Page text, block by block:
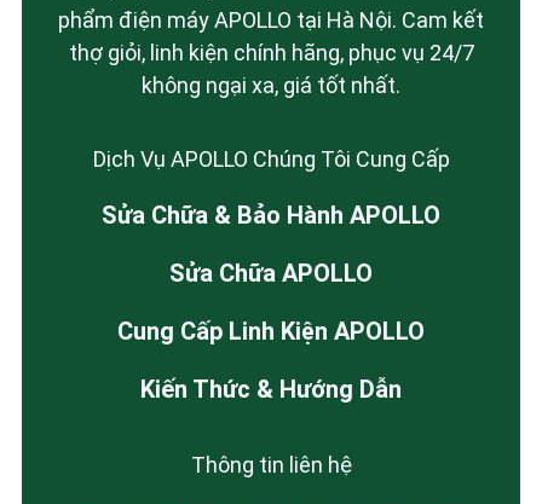
phẩm điện máy APOLLO tại Hà Nội. Cam kết
thợ giỏi, linh kiện chính hãng, phục vụ 24/7
không ngại xa, giá tốt nhất.
Dịch Vụ APOLLO Chúng Tôi Cung Cấp
Sửa Chữa & Bảo Hành APOLLO
Sửa Chữa APOLLO
Cung Cấp Linh Kiện APOLLO
Kiến Thức & Hướng Dẫn
Thông tin liên hệ